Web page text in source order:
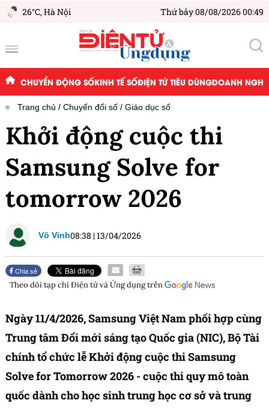
26°C,Hà Nội Thứ bảy 08/08/2026 00:49
CHUYỂN ĐỘNG SỐKINH TẾ SỐĐIỆN TỬ TIÊU DÙNGDOANH
Trang chủ Chuyển đổi số Giáo dục số
Khởi động cuộc thi
Samsung Solve for
tomorrow 2026
Võ Vinh08:38 |13/04/2026
Chia sẻ
Theo dõi tạp chíĐiện tử và Ứng dụngtrên
Ngày 11/4/2026, Samsung Việt Nam phối hợp cùng
Trung tâm Đổi mới sáng tạo Quốc gia (NIC), Bộ Tài
chính tổ chức lễ Khởi động cuộc thi Samsung
Solve for Tomorrow 2026 - cuộc thi quy mô toàn
quốc dành cho học sinh trung học cơ sở và trung